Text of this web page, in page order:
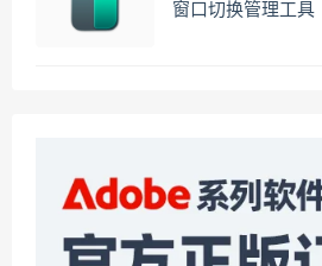
窗口切换管理工具